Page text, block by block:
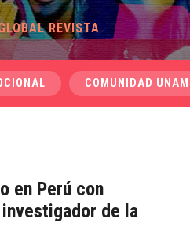
REVISTA
COMUNIDAD UNAM
en Perú con
de la